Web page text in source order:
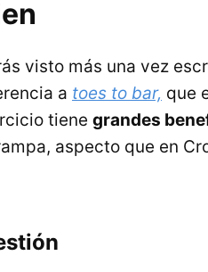
visto más una vez
a toes to bar, que
tiene grandes
aspecto que en